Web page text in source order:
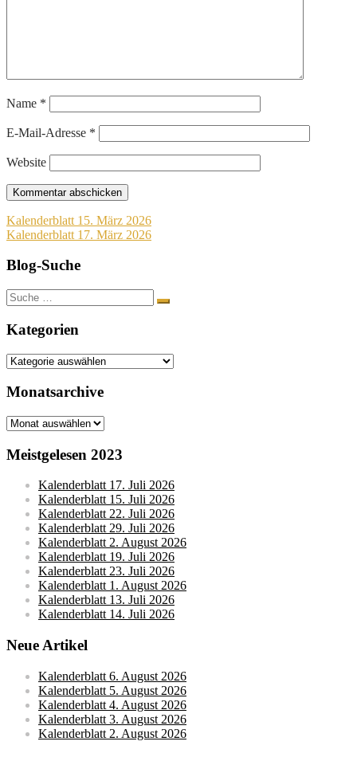
Name *
E-Mail-Adresse *
Website
Beitragsnavigation
Kalenderblatt 15. März 2026
Kalenderblatt 17. März 2026
Blog-Suche
Suche
nach:
Kategorien
Kategorien
Monatsarchive
Monatsarchive
Meistgelesen 2023
Kalenderblatt 17. Juli 2026
Kalenderblatt 15. Juli 2026
Kalenderblatt 22. Juli 2026
Kalenderblatt 29. Juli 2026
Kalenderblatt 2. August 2026
Kalenderblatt 19. Juli 2026
Kalenderblatt 23. Juli 2026
Kalenderblatt 1. August 2026
Kalenderblatt 13. Juli 2026
Kalenderblatt 14. Juli 2026
Neue Artikel
Kalenderblatt 6. August 2026
Kalenderblatt 5. August 2026
Kalenderblatt 4. August 2026
Kalenderblatt 3. August 2026
Kalenderblatt 2. August 2026